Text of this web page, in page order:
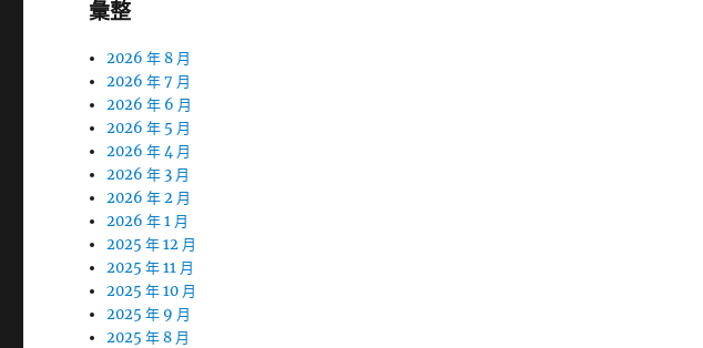
彙整
2026 年 8 月
2026 年 7 月
2026 年 6 月
2026 年 5 月
2026 年 4 月
2026 年 3 月
2026 年 2 月
2026 年 1 月
2025 年 12 月
2025 年 11 月
2025 年 10 月
2025 年 9 月
2025 年 8 月